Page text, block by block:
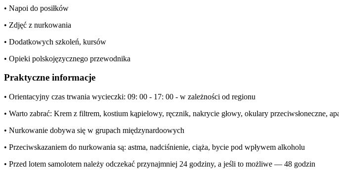
• Napoi do posiłków
• Zdjęć z nurkowania
• Dodatkowych szkoleń, kursów
• Opieki polskojęzycznego przewodnika
Praktyczne informacje
• Orientacyjny czas trwania wycieczki: 09: 00 - 17: 00 - w zależności od regionu
• Warto zabrać: Krem z filtrem, kostium kąpielowy, ręcznik, nakrycie głowy, okulary przeciwsłoneczne,
• Nurkowanie dobywa się w grupach międzynardoowych
• Przeciwskazaniem do nurkowania są: astma, nadciśnienie, ciąża, bycie pod wpływem alkoholu
• Przed lotem samolotem należy odczekać przynajmniej 24 godziny, a jeśli to możliwe — 48 godzin